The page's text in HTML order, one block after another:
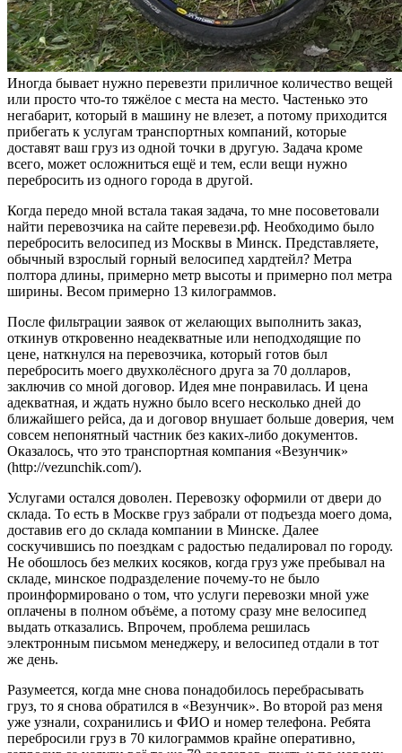
Иногда бывает нужно перевезти приличное количество вещей
или просто что-то тяжёлое с места на место. Частенько это
негабарит, который в машину не влезет, а потому приходится
прибегать к услугам транспортных компаний, которые
доставят ваш груз из одной точки в другую. Задача кроме
всего, может осложниться ещё и тем, если вещи нужно
перебросить из одного города в другой.
Когда передо мной встала такая задача, то мне посоветовали
найти перевозчика на сайте перевези.рф. Необходимо было
перебросить велосипед из Москвы в Минск. Представляете,
обычный взрослый горный велосипед хардтейл? Метра
полтора длины, примерно метр высоты и примерно пол метра
ширины. Весом примерно 13 килограммов.
После фильтрации заявок от желающих выполнить заказ,
откинув откровенно неадекватные или неподходящие по
цене, наткнулся на перевозчика, который готов был
перебросить моего двухколёсного друга за 70 долларов,
заключив со мной договор. Идея мне понравилась. И цена
адекватная, и ждать нужно было всего несколько дней до
ближайшего рейса, да и договор внушает больше доверия, чем
совсем непонятный частник без каких-либо документов.
Оказалось, что это транспортная компания «Везунчик»
(http://vezunchik.com/).
Услугами остался доволен. Перевозку оформили от двери до
склада. То есть в Москве груз забрали от подъезда моего дома,
доставив его до склада компании в Минске. Далее
соскучившись по поездкам с радостью педалировал по городу.
Не обошлось без мелких косяков, когда груз уже пребывал на
складе, минское подразделение почему-то не было
проинформировано о том, что услуги перевозки мной уже
оплачены в полном объёме, а потому сразу мне велосипед
выдать отказались. Впрочем, проблема решилась
электронным письмом менеджеру, и велосипед отдали в тот
же день.
Разумеется, когда мне снова понадобилось перебрасывать
груз, то я снова обратился в «Везунчик». Во второй раз меня
уже узнали, сохранились и ФИО и номер телефона. Ребята
перебросили груз в 70 килограммов крайне оперативно,